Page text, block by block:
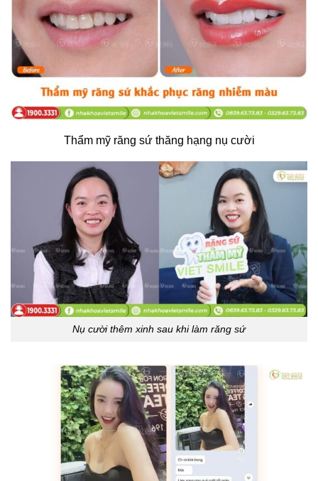
Thẩm mỹ răng sứ thăng hạng nụ cười
Nụ cười thêm xinh sau khi làm răng sứ